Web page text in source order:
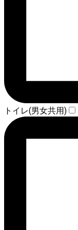
トイレ(男女共用)